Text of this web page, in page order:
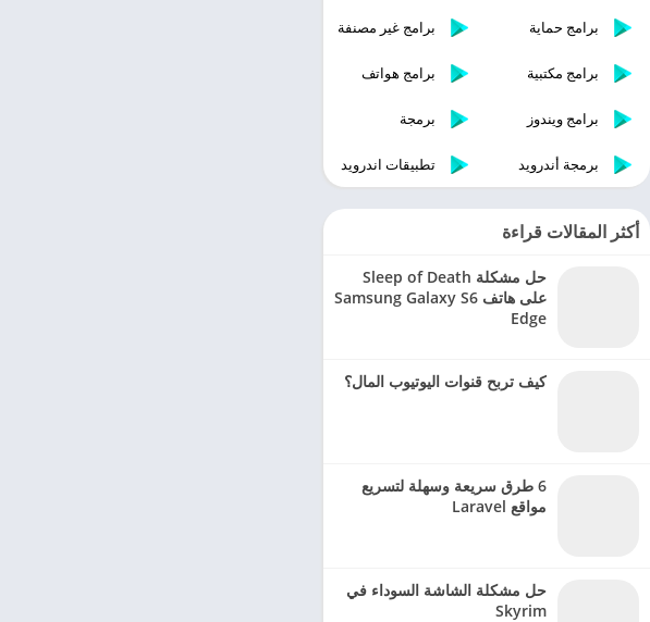
برامج حماية
برامج غير مصنفة
برامج مكتبية برامج هواتف
برامج ويندوز برمجة
برمجة أندرويد تطبيقات اندرويد
أكثر المقالات قراءة
حل مشكلة Sleep of Death
على هاتف Samsung Galaxy S6
Edge
كيف تربح قنوات اليوتيوب المال؟
6 طرق سريعة وسهلة لتسريع
مواقع Laravel
حل مشكلة الشاشة السوداء في
Skyrim